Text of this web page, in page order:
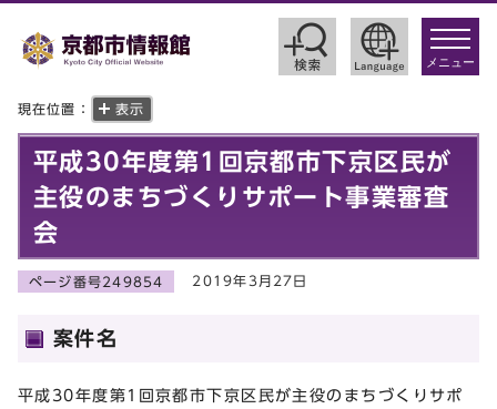
toggle
メニュー
現在位置： 表示
平成30年度第1回京都市下京区民が
主役のまちづくりサポート事業審査
会
ページ番号249854 2019年3月27日
案件名
平成30年度第1回京都市下京区民が主役のまちづくりサポ